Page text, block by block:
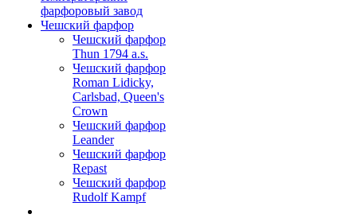
фарфоровый завод
Чешский фарфор
Чешский фарфор
Thun 1794 a.s.
Чешский фарфор
Roman Lidicky,
Carlsbad, Queen's
Crown
Чешский фарфор
Leander
Чешский фарфор
Repast
Чешский фарфор
Rudolf Kampf